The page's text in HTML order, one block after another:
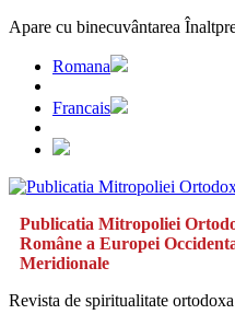
Apare cu binecuvântarea
Romana
Francais
Publicatia Mitropoliei
Române a Europei
Meridionale
Revista de spiritualitate